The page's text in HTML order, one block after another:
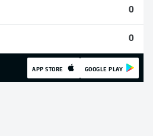
0
0
APP STORE GOOGLE PLAY